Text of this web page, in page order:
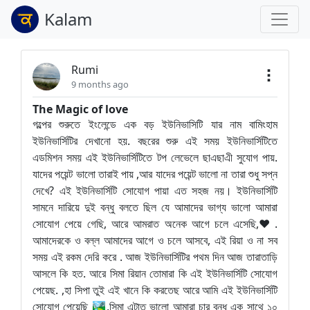
Kalam
Rumi
9 months ago
The Magic of love
গল্পের শুরুতে ইংলেন্ডে এক বড় ইউনিভাসিটি যার নাম বামিংহাম
ইউনিভার্সিটির দেখানো হয়. বছরের শুরু এই সময় ইউনিভার্সিটিতে
এডমিশন সময় এই ইউনিভার্সিটিতে টপ লেভেলে ছাএছাএী সুযোগ পায়.
যাদের পয়েন্ট ভালো তারাই পায় ,আর যাদের পয়েন্ট ভালো না তারা শুধু সপ্ন
দেখে? এই ইউনিভার্সিটি সোযোগ পায়া এত সহজ নয়। ইউনিভার্সিটি
সামনে দারিয়ে দুই বন্ধু বলতে ছিল যে আমাদের ভাগ্য ভালো আমারা
সোযোগ পেয়ে গেছি, আরে আমরাত অনেক আগে চলে এসেছি,❤️.
আমাদেরকে ও বল্ল আমাদের আগে ও চলে আসবে, এই রিয়া ও না সব
সময় এই রকম দেরি করে . আজ ইউনিভার্সিটির পথম দিন আজ তারাতাড়ি
আসলে কি হত. আরে সিমা রিয়ান তোমারা কি এই ইউনিভার্সিটি সোযোগ
পেয়েছ. ,হা সিপা তুই এই খানে কি করতেছ আরে আমি এই ইউনিভার্সিটি
সোযোগ পেয়েছি 🏞️,সিমা এটাত ভালো আমারা চার বন্ধু এক সাথে ১০